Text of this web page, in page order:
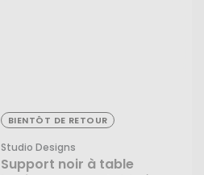
BIENTÔT DE RETOUR
Studio Designs
Support noir à table
20,30 €